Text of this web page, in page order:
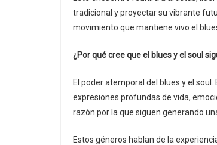
tradicional y proyectar su vibrante
movimiento que mantiene vivo el
¿Por qué cree que el blues y el soul
El poder atemporal del blues y el
expresiones profundas de vida,
razón por la que siguen generando
Estos géneros hablan de la